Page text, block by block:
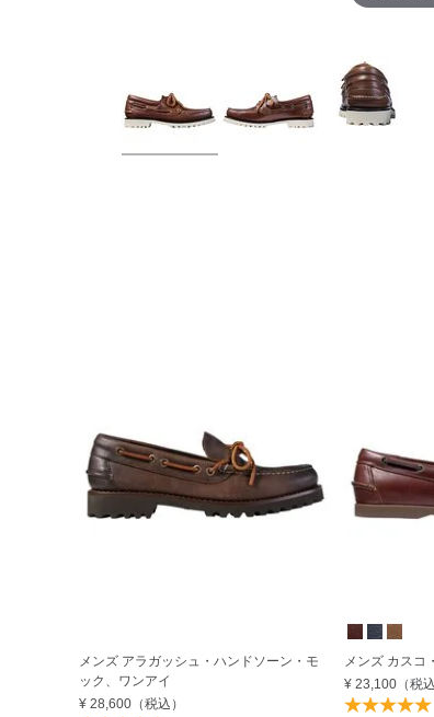
メンズ アラガッシュ・ハンドソーン・モ
ック、ワンアイ
¥ 28,600 （税込）
メンズ カスコ
¥ 23,100 （税